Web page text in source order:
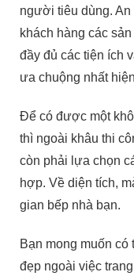
người tiêu dùng.
khách hàng các
đầy đủ các tiện ích
ưa chuộng nhất
Để có được một
thì ngoài khâu thi
còn phải lựa chọn
hợp. Về diện tích,
gian bếp nhà bạn.
Bạn mong muốn
đẹp ngoài việc